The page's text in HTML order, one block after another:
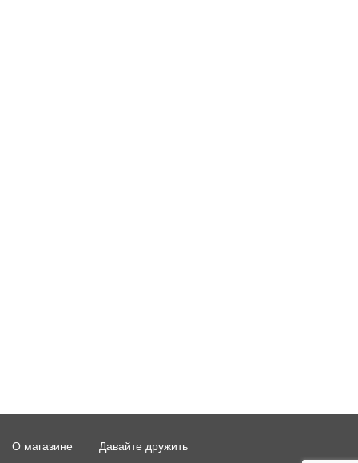
О магазине Давайте дружить